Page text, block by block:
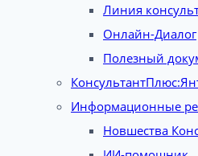
Линия
Онлайн-Диалог
Полезный
Информационные
Новшества